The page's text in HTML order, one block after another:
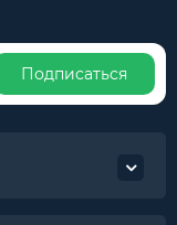
Подписаться